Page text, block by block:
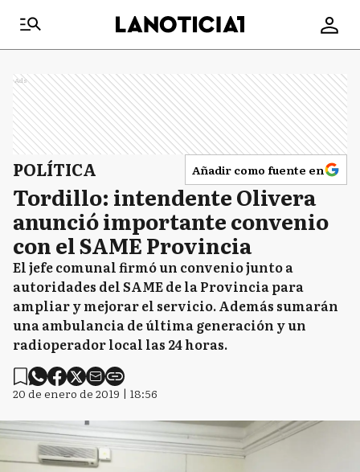
Ads
POLÍTICA Añadir como fuente en
Tordillo: intendente Olivera
anunció importante convenio
con el SAME Provincia
El jefe comunal firmó un convenio junto a
autoridades del SAME de la Provincia para
ampliar y mejorar el servicio. Además sumarán
una ambulancia de última generación y un
radioperador local las 24 horas.
20 de enero de 2019 | 18:56